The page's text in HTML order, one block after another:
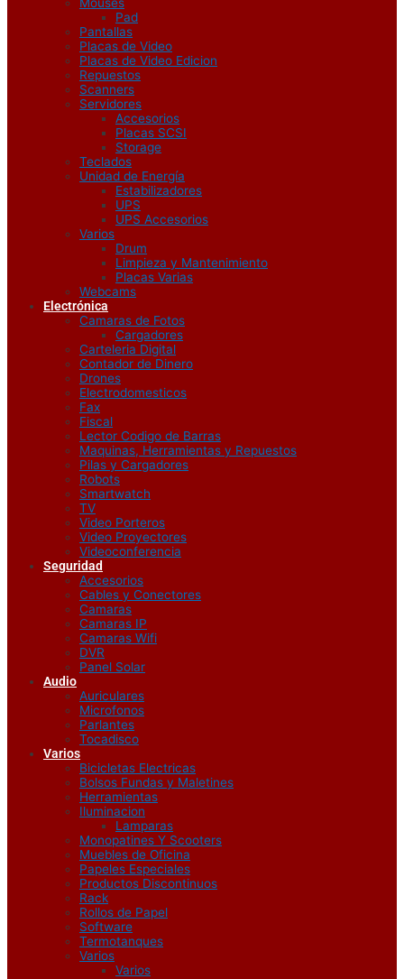
Mouses
Pad
Pantallas
Placas de Video
Placas de Video Edicion
Repuestos
Scanners
Servidores
Accesorios
Placas SCSI
Storage
Teclados
Unidad de Energía
Estabilizadores
UPS
UPS Accesorios
Varios
Drum
Limpieza y Mantenimiento
Placas Varias
Webcams
Electrónica
Camaras de Fotos
Cargadores
Carteleria Digital
Contador de Dinero
Drones
Electrodomesticos
Fax
Fiscal
Lector Codigo de Barras
Maquinas, Herramientas y Repuestos
Pilas y Cargadores
Robots
Smartwatch
TV
Video Porteros
Video Proyectores
Videoconferencia
Seguridad
Accesorios
Cables y Conectores
Camaras
Camaras IP
Camaras Wifi
DVR
Panel Solar
Audio
Auriculares
Microfonos
Parlantes
Tocadisco
Varios
Bicicletas Electricas
Bolsos Fundas y Maletines
Herramientas
Iluminacion
Lamparas
Monopatines Y Scooters
Muebles de Oficina
Papeles Especiales
Productos Discontinuos
Rack
Rollos de Papel
Software
Termotanques
Varios
Varios